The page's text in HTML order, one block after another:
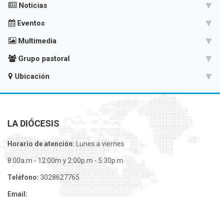
Noticias
Eventos
Multimedia
Grupo pastoral
Ubicación
LA DIÓCESIS
Horario de atención:Lunes a viernes
8:00a.m - 12:00m y 2:00p.m - 5:30p.m
Teléfono: 3028627765
Email: